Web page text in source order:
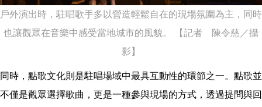
戶外演出時，駐唱歌手多以營造輕鬆自在的現場氛圍為主，同時
也讓觀眾在音樂中感受當地城市的風貌。 【記者 陳令慈／攝
影】
同時，點歌文化則是駐唱場域中最具互動性的環節之一。點歌並
不僅是觀眾選擇歌曲，更是一種參與現場的方式，透過提問與回